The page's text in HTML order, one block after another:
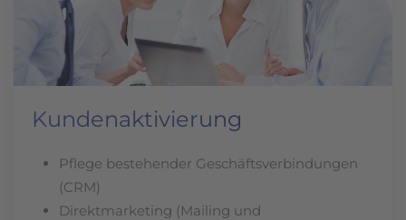
Kundenaktivierung
Pflege bestehender Geschäftsverbindungen
(CRM)
Direktmarketing (Mailing und